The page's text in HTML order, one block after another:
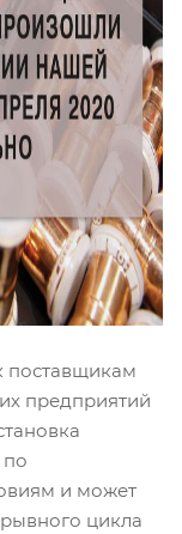
поставщикам
предприятий
по
и может
цикла